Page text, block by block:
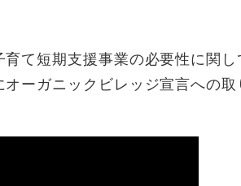
て短期支援事業の必要性に関し
ーガニックビレッジ宣言への取